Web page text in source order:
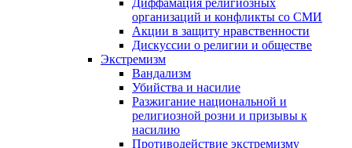
Диффамация религиозных
организаций и конфликты со СМИ
Акции в защиту нравственности
Дискуссии о религии и обществе
Экстремизм
Вандализм
Убийства и насилие
Разжигание национальной и
религиозной розни и призывы к
насилию
Противодействие экстремизму